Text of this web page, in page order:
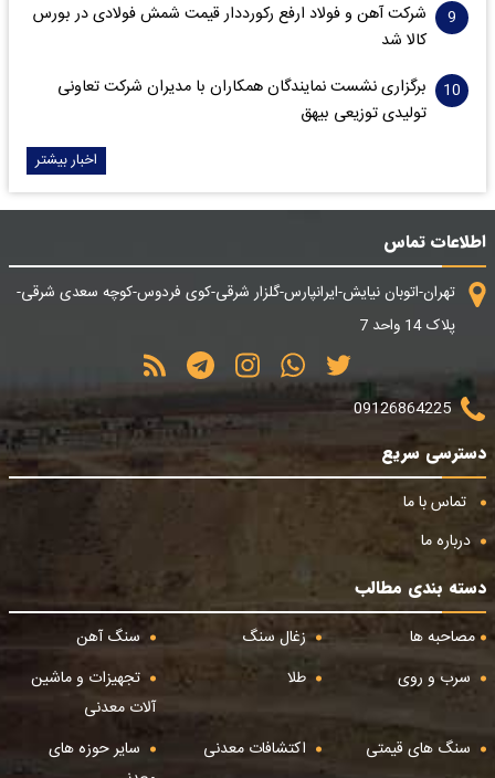
شرکت آهن و فولاد ارفع رکورددار قیمت شمش فولادی در بورس
کالا شد
برگزاری نشست نمایندگان همکاران با مدیران شرکت تعاونی
تولیدی توزیعی بیهق
اخبار بیشتر
اطلاعات تماس
تهران-اتوبان نیایش-ایرانپارس-گلزار شرقی-کوی فردوس-کوچه سعدی شرقی-
پلاک 14 واحد 7
09126864225
دسترسی سریع
تماس با ما
درباره ما
دسته بندی مطالب
مصاحبه ها
زغال سنگ
سنگ آهن
سرب و روی
طلا
تجهیزات و ماشین
آلات معدنی
سنگ های قیمتی
اکتشافات معدنی
سایر حوزه های